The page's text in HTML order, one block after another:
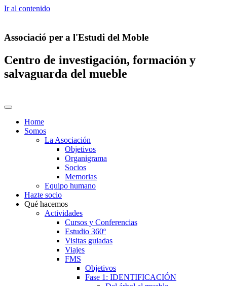
Ir al contenido
Associació per a l'Estudi del Moble
Centro de investigación, formación y
salvaguarda del mueble
Home
Somos
La Asociación
Objetivos
Organigrama
Socios
Memorias
Equipo humano
Hazte socio
Qué hacemos
Actividades
Cursos y Conferencias
Estudio 360º
Visitas guiadas
Viajes
FMS
Objetivos
Fase 1: IDENTIFICACIÓN